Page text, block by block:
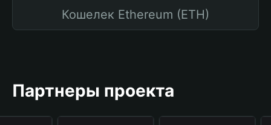
Кошелек Ethereum (ETH)
Партнеры проекта